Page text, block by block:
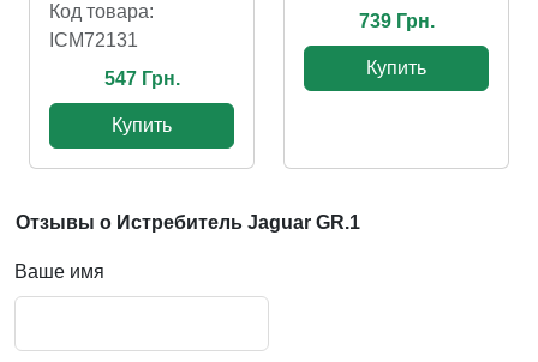
Код товара:
ICM72131
547 Грн.
Купить
739 Грн.
Купить
Отзывы о Истребитель Jaguar GR.1
Ваше имя